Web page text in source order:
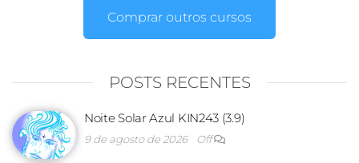
Comprar outros cursos
POSTS RECENTES
Noite Solar Azul KIN243 (3.9)
9 de agosto de 2026 Off